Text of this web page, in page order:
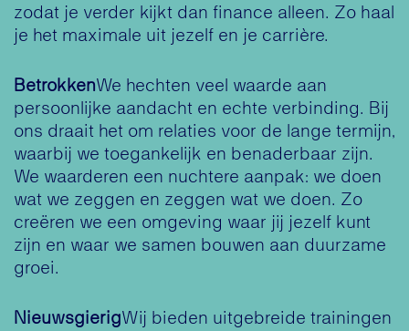
zodat je verder kijkt dan finance alleen. Zo haal
je het maximale uit jezelf en je carrière.​
Betrokken​We hechten veel waarde aan
persoonlijke aandacht en echte verbinding. Bij
ons draait het om relaties voor de lange termijn,
waarbij we toegankelijk en benaderbaar zijn.
We waarderen een nuchtere aanpak: we doen
wat we zeggen en zeggen wat we doen. Zo
creëren we een omgeving waar jij jezelf kunt
zijn en waar we samen bouwen aan duurzame
groei.​
Nieuwsgierig​Wij bieden uitgebreide trainingen